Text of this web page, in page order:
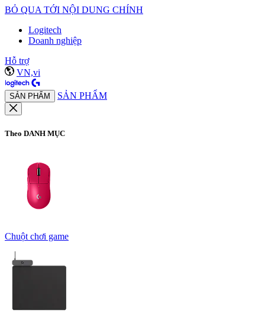
BỎ QUA TỚI NỘI DUNG CHÍNH
Logitech
Doanh nghiệp
Hỗ trợ
VN,vi
SẢN PHẨM SẢN PHẨM
Theo DANH MỤC
Chuột chơi game